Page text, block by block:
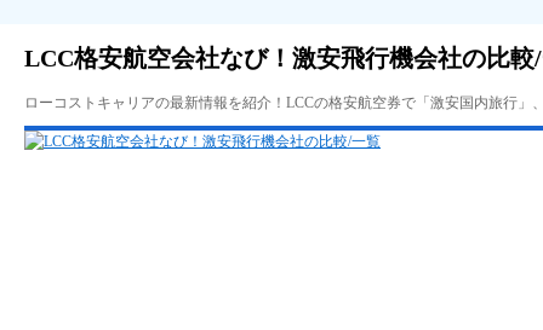
LCC格安航空会社なび！激安飛行機会社の比較
ローコストキャリアの最新情報を紹介！LCCの格安航空券で「激安国内旅行